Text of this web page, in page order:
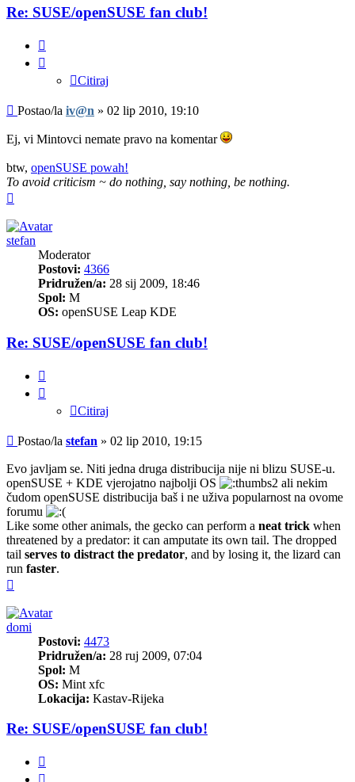
Re: SUSE/openSUSE fan club!
Citiraj
Post
Postao/la iv@n » 02 lip 2010, 19:10
Ej, vi Mintovci nemate pravo na komentar
btw, openSUSE powah!
To avoid criticism ~ do nothing, say nothing, be nothing.
stefan
Moderator
Postovi: 4366
Pridružen/a: 28 sij 2009, 18:46
Spol: M
OS: openSUSE Leap KDE
Re: SUSE/openSUSE fan club!
Citiraj
Post
Postao/la stefan » 02 lip 2010, 19:15
Evo javljam se. Niti jedna druga distribucija nije ni blizu SUSE-u.
openSUSE + KDE vjerojatno najbolji OS
ali nekim
čudom openSUSE distribucija baš i ne uživa popularnost na ovome
forumu
Like some other animals, the gecko can perform a neat trick when
threatened by a predator: it can amputate its own tail. The dropped
tail serves to distract the predator, and by losing it, the lizard can
run faster.
domi
Postovi: 4473
Pridružen/a: 28 ruj 2009, 07:04
Spol: M
OS: Mint xfc
Lokacija: Kastav-Rijeka
Re: SUSE/openSUSE fan club!